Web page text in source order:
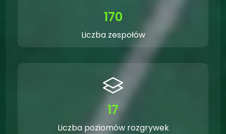
170
Liczba zespołów
17
Liczba poziomów rozgrywek